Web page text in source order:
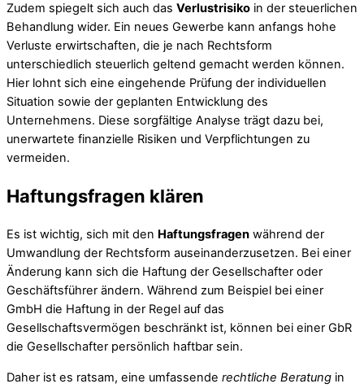
Zudem spiegelt sich auch das Verlustrisiko in der steuerlichen
Behandlung wider. Ein neues Gewerbe kann anfangs hohe
Verluste erwirtschaften, die je nach Rechtsform
unterschiedlich steuerlich geltend gemacht werden können.
Hier lohnt sich eine eingehende Prüfung der individuellen
Situation sowie der geplanten Entwicklung des
Unternehmens. Diese sorgfältige Analyse trägt dazu bei,
unerwartete finanzielle Risiken und Verpflichtungen zu
vermeiden.
Haftungsfragen klären
Es ist wichtig, sich mit den Haftungsfragen während der
Umwandlung der Rechtsform auseinanderzusetzen. Bei einer
Änderung kann sich die Haftung der Gesellschafter oder
Geschäftsführer ändern. Während zum Beispiel bei einer
GmbH die Haftung in der Regel auf das
Gesellschaftsvermögen beschränkt ist, können bei einer GbR
die Gesellschafter persönlich haftbar sein.
Daher ist es ratsam, eine umfassende rechtliche Beratung in